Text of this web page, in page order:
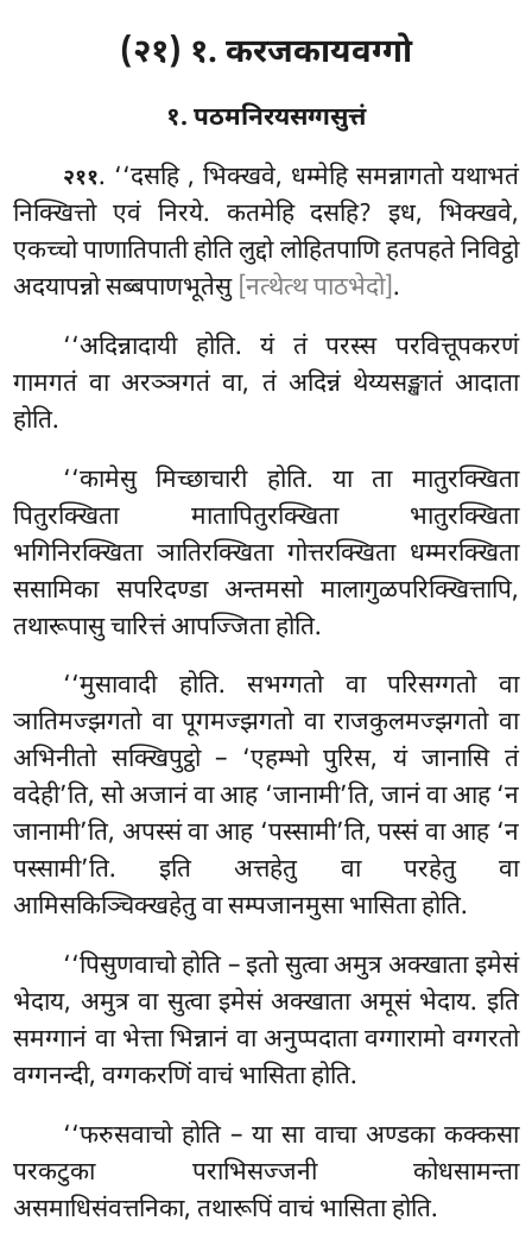
(२१) १. करजकायवग्गो
१. पठमनिरयसग्गसुत्तं
२११. ‘‘दसहि , भिक्खवे, धम्मेहि समन्नागतो यथाभतं
निक्खित्तो एवं निरये. कतमेहि दसहि? इध, भिक्खवे,
एकच्चो पाणातिपाती होति लुद्दो लोहितपाणि हतपहते निविट्ठो
अदयापन्नो सब्बपाणभूतेसु [नत्थेत्थ पाठभेदो].
‘‘अदिन्नादायी होति. यं तं परस्स परवित्तूपकरणं
गामगतं वा अरञ्ञगतं वा, तं अदिन्नं थेय्यसङ्खातं आदाता
होति.
‘‘कामेसु मिच्छाचारी होति. या ता मातुरक्खिता
पितुरक्खिता मातापितुरक्खिता भातुरक्खिता
भगिनिरक्खिता ञातिरक्खिता गोत्तरक्खिता धम्मरक्खिता
ससामिका सपरिदण्डा अन्तमसो मालागुळपरिक्खित्तापि,
तथारूपासु चारित्तं आपज्जिता होति.
‘‘मुसावादी होति. सभग्गतो वा परिसग्गतो वा
ञातिमज्झगतो वा पूगमज्झगतो वा राजकुलमज्झगतो वा
अभिनीतो सक्खिपुट्ठो – ‘एहम्भो पुरिस, यं जानासि तं
वदेही’ति, सो अजानं वा आह ‘जानामी’ति, जानं वा आह ‘न
जानामी’ति, अपस्सं वा आह ‘पस्सामी’ति, पस्सं वा आह ‘न
पस्सामी’ति. इति अत्तहेतु वा परहेतु वा
आमिसकिञ्चिक्खहेतु वा सम्पजानमुसा भासिता होति.
‘‘पिसुणवाचो होति – इतो सुत्वा अमुत्र अक्खाता इमेसं
भेदाय, अमुत्र वा सुत्वा इमेसं अक्खाता अमूसं भेदाय. इति
समग्गानं वा भेत्ता भिन्नानं वा अनुप्पदाता वग्गारामो वग्गरतो
वग्गनन्दी, वग्गकरणिं वाचं भासिता होति.
‘‘फरुसवाचोहोति – या सा वाचा अण्डका कक्कसा
परकटुका पराभिसज्जनी कोधसामन्ता
असमाधिसंवत्तनिका, तथारूपिं वाचं भासिता होति.